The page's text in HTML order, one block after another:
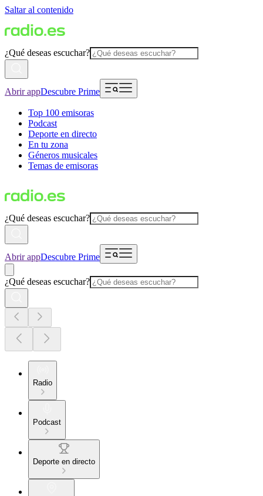
Saltar al contenido
¿Qué deseas escuchar?
Abrir appDescubre Prime
Top 100 emisoras
Podcast
Deporte en directo
En tu zona
Géneros musicales
Temas de emisoras
¿Qué deseas escuchar?
Abrir appDescubre Prime
¿Qué deseas escuchar?
Radio
Podcast
Deporte en directo